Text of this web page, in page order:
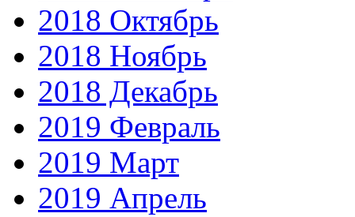
2018 Октябрь
2018 Ноябрь
2018 Декабрь
2019 Февраль
2019 Март
2019 Апрель